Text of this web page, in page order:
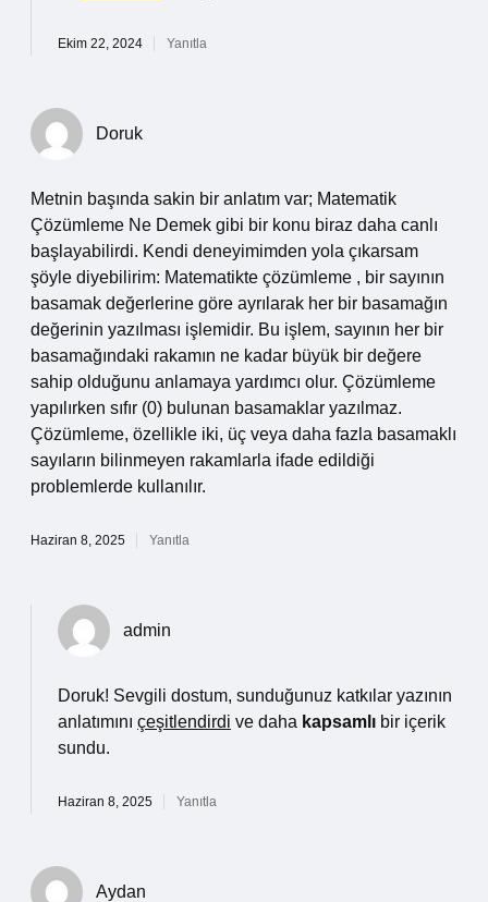
Ekim 22, 2024 Yanıtla
Doruk
Metnin başında sakin bir anlatım var; Matematik
Çözümleme Ne Demek gibi bir konu biraz daha canlı
başlayabilirdi. Kendi deneyimimden yola çıkarsam
şöyle diyebilirim: Matematikte çözümleme , bir sayının
basamak değerlerine göre ayrılarak her bir basamağın
değerinin yazılması işlemidir. Bu işlem, sayının her bir
basamağındaki rakamın ne kadar büyük bir değere
sahip olduğunu anlamaya yardımcı olur. Çözümleme
yapılırken sıfır (0) bulunan basamaklar yazılmaz.
Çözümleme, özellikle iki, üç veya daha fazla basamaklı
sayıların bilinmeyen rakamlarla ifade edildiği
problemlerde kullanılır.
Haziran 8, 2025 Yanıtla
admin
Doruk! Sevgili dostum, sunduğunuz katkılar yazının
anlatımını çeşitlendirdi ve daha kapsamlı bir içerik
sundu.
Haziran 8, 2025 Yanıtla
Aydan